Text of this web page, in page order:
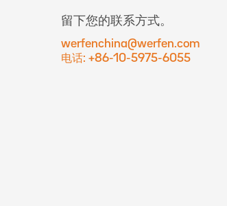
留下您的联系方式。
werfenchina@werfen.com
电话: +86-10-5975-6055